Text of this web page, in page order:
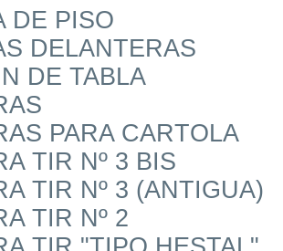
DE PISO
DELANTERAS
DE TABLA
PARA CARTOLA
TIR Nº 3 BIS
TIR Nº 3 (ANTIGUA)
TIR Nº 2